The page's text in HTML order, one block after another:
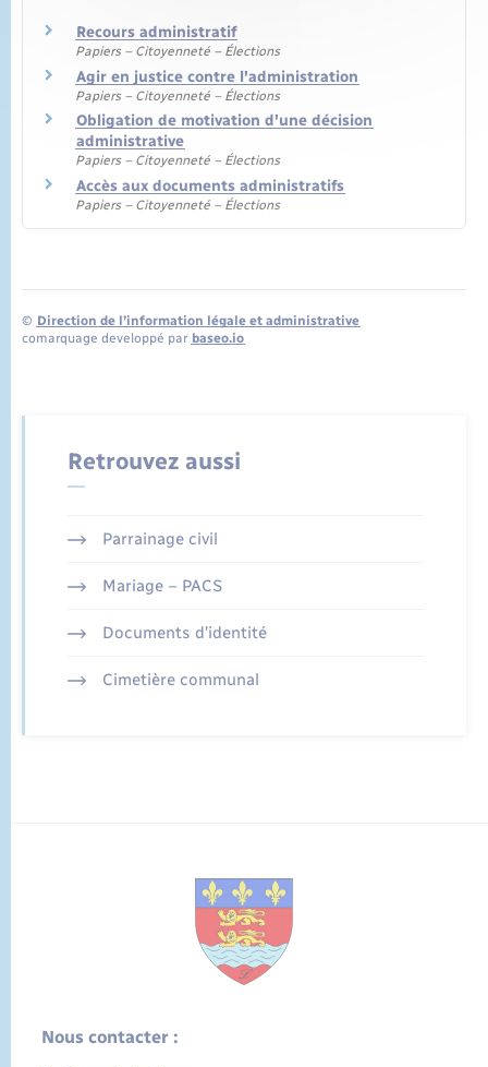
Recours administratif
Papiers – Citoyenneté – Élections
Agir en justice contre l'administration
Papiers – Citoyenneté – Élections
Obligation de motivation d'une décision
administrative
Papiers – Citoyenneté – Élections
Accès aux documents administratifs
Papiers – Citoyenneté – Élections
© Direction de l’information légale et administrative
comarquage developpé par baseo.io
Retrouvez aussi
Parrainage civil
Mariage – PACS
Documents d’identité
Cimetière communal
Nous contacter :